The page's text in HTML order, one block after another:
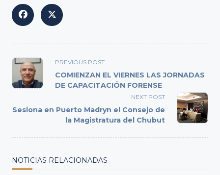
<span
class="nav-
subtitle
reader-
text">Page</span>
PREVIOUS POST
COMIENZAN EL VIERNES LAS JORNADAS
DE CAPACITACIÓN FORENSE
NEXT POST
Sesiona en Puerto Madryn el Consejo de
la Magistratura del Chubut
NOTICIAS RELACIONADAS